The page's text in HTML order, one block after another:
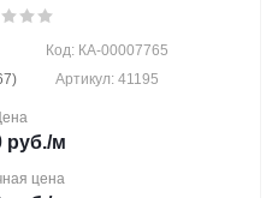
Код: КА-00007765
Артикул: 41195
руб./м
цена